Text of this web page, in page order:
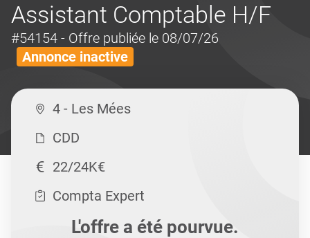
Assistant Comptable H/F
#54154 - Offre publiée le 08/07/26
Annonce inactive
4 - Les Mées
CDD
22/24K€
Compta Expert
L'offre a été pourvue.